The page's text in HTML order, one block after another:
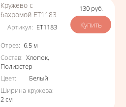
Кружево с
бахромой ЕТ1183
Артикул: ЕТ1183
Характеристики
Отрез: 6.5 м
Состав: Хлопок,
Полиэстер
Цвет:
Белый
Ширина кружева:
2см
Цена
130 руб.